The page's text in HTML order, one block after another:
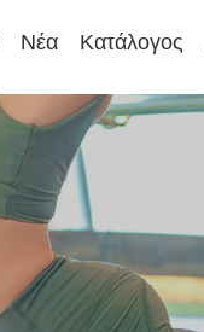
Νέα Κατάλογος